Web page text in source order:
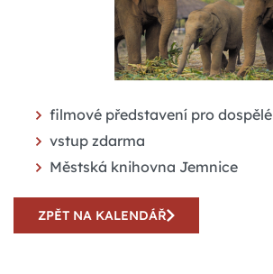
filmové představení pro dospělé
vstup zdarma
Městská knihovna Jemnice
ZPĚT NA KALENDÁŘ